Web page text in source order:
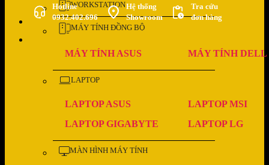
Hotline
0932.402.696
Hệ thống
Showroom
Tra cứu
đơn hàng
WORKSTATION
MÁY TÍNH ĐỒNG BỘ
MÁY TÍNH ASUS MÁY TÍNH DELL
LAPTOP
LAPTOP ASUS
LAPTOP MSI
LAPTOP GIGABYTE
LAPTOP LG
MÀN HÌNH MÁY TÍNH